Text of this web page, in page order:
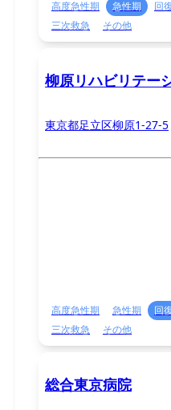
高度急性期 急性期 回
三次救急
その他
柳原リハビリテー
東京都足立区柳原1-27-5
高度急性期 急性期 回
三次救急
その他
総合東京病院